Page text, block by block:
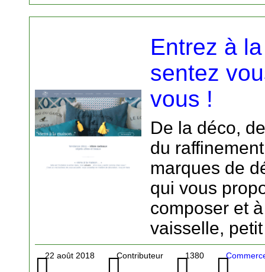
Entrez à
sentez
vous !
De la déco,
du
marques de
qui vous
composer et
vaisselle,
22 août 2018 Contributeur 1380